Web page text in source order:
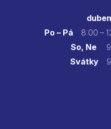
Po – Pá
8:00 –
So, Ne
Svátky